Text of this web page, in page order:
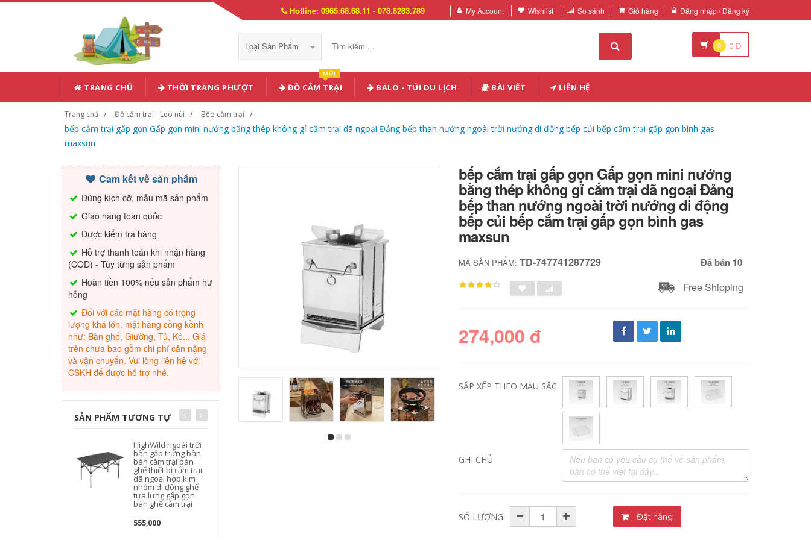
Hotline: 0965.68.68.11 - 078.8283.789 My Account Wishlist So sánh Giỏ hàng Đăng nhập / Đăng ký
Loại Sản Phẩm 0 0 Đ
TRANG CHỦ THỜI TRANG PHƯỢT ĐỒ CẮM TRẠI
MỚI
BALO - TÚI DU LỊCH BÀI VIẾT LIÊN HỆ
Trang chủ Đồ cắm trại - Leo núi Bếp cắm trại
bếp cắm trại gấp gọn Gấp gọn mini nướng bằng thép không gỉ cắm trại dã ngoại Đảng bếp than nướng ngoài trời nướng di động bếp củi bếp cắm trại gấp gọn bình gas
maxsun
Cam kết về sản phẩm
Đúng kích cỡ, mẫu mã sản phẩm
Giao hàng toàn quốc
Được kiểm tra hàng
Hỗ trợ thanh toán khi nhận hàng
(COD) - Tùy từng sản phẩm
Hoàn tiền 100% nếu sản phẩm hư
hỏng
Đối với các mặt hàng có trọng
lượng khá lớn, mặt hàng cồng kềnh
như: Bàn ghế, Giường, Tủ, Kệ... Giá
trên chưa bao gồm chi phí cân nặng
và vận chuyển. Vui lòng liên hệ với
CSKH để được hỗ trợ nhé.
SẢN PHẨM TƯƠNG TỰ
HighWild ngoài trời
bàn gấp trứng bàn
bàn cắm trại bàn
ghế thiết bị cắm trại
dã ngoại hợp kim
nhôm di động ghế
tựa lưng gấp gọn
bàn ghế cắm trại
555,000
Urban Wave, bàn
bàn ghế ăn gấp gọn
bếp cắm trại gấp gọn Gấp gọn mini nướng
bằng thép không gỉ cắm trại dã ngoại Đảng
bếp than nướng ngoài trời nướng di động
bếp củi bếp cắm trại gấp gọn bình gas
maxsun
MÃ SẢN PHẨM:TD-747741287729 Đã bán 10
Free Shipping
274,000 đ
SẮP XẾP THEO MÀU SẮC:
GHI CHÚ
SỐ LƯỢNG: Đặt hàng